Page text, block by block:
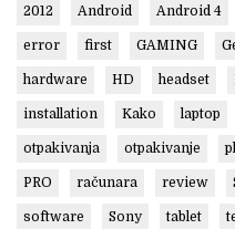
2012 Android Android 4
error first GAMING
hardware HD headset
installation Kako laptop
otpakivanja otpakivanje
PRO računara review
software Sony tablet